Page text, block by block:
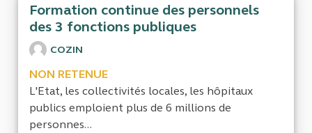
Formation continue des personnels
des 3 fonctions publiques
COZIN
NON RETENUE
L'Etat, les collectivités locales, les hôpitaux
publics emploient plus de 6 millions de
personnes...